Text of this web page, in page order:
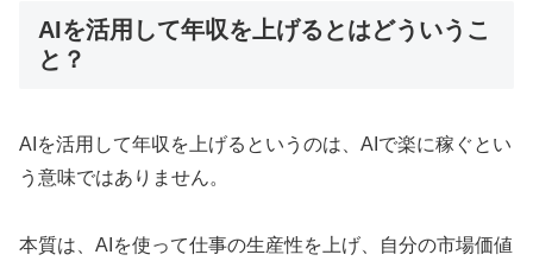
AIを活用して年収を上げるとはどういうこ
と？
AIを活用して年収を上げるというのは、AIで楽に稼ぐとい
う意味ではありません。
本質は、AIを使って仕事の生産性を上げ、自分の市場価値